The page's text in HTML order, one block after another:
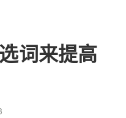
词来提高